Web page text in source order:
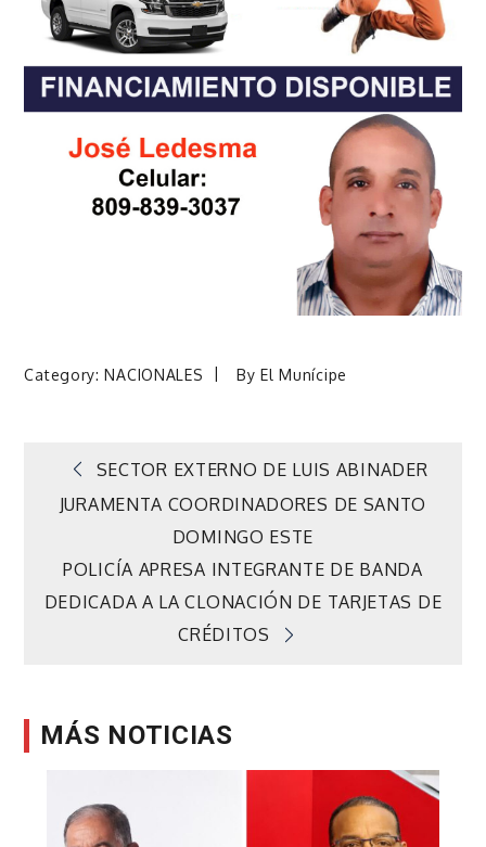
Category:NACIONALES ByEl Munícipe
Navegación
entradas
SECTOR EXTERNO DE LUIS ABINADER
JURAMENTA COORDINADORES DE SANTO
DOMINGO ESTE
POLICÍA APRESA INTEGRANTE DE BANDA
DEDICADA A LA CLONACIÓN DE TARJETAS DE
CRÉDITOS
MÁS NOTICIAS